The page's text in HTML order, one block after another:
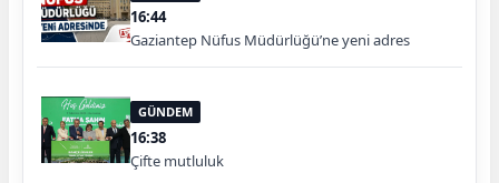
16:44
Gaziantep Nüfus Müdürlüğü’ne yeni adres
GÜNDEM
16:38
Çifte mutluluk